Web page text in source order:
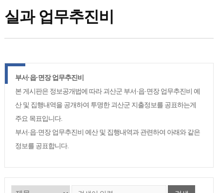
실과 업무추진비
부서·읍·면장 업무추진비
본 게시판은 정보공개법에 따라 괴산군 부서·읍·면장 업무추진비 예
산 및 집행내역을 공개하여 투명한 괴산군 지출정보를 공표하는게
주요 목표입니다.
부서·읍·면장 업무추진비 예산 및 집행내역과 관련하여 아래와 같은
정보를 공표합니다.